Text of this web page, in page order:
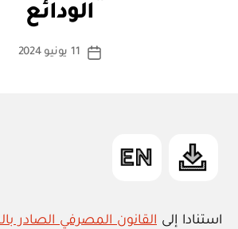
الودائع
كاتب
س
ة
تاريخ
11 يونيو 2024
استنادا إلى القانون المصرفي الصادر